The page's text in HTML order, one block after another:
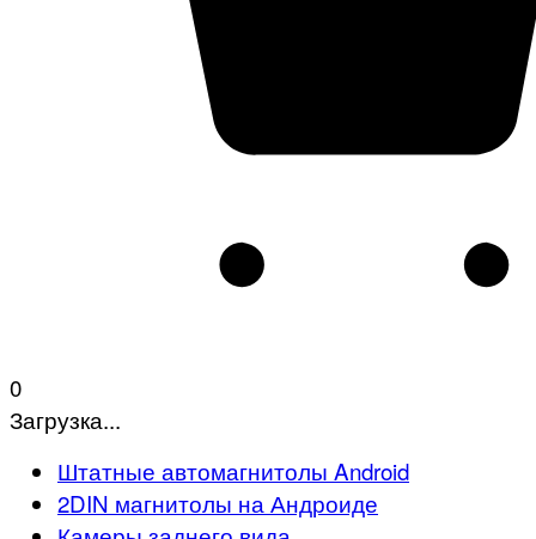
0
Загрузка...
Штатные автомагнитолы Android
2DIN магнитолы на Андроиде